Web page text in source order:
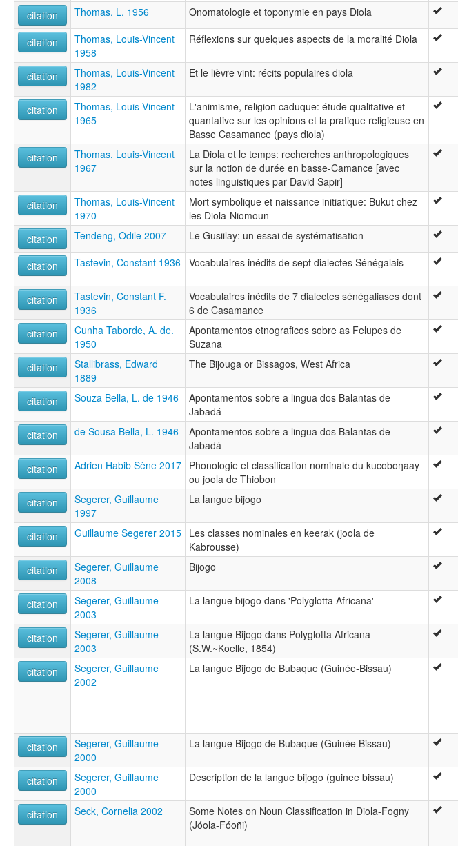
citation Thomas, L. 1956 Onomatologie et toponymie en pays Diola
citation
Thomas, Louis-Vincent
1958
Réflexions sur quelques aspects de la moralité Diola
citation
Thomas, Louis-Vincent
1982
Et le lièvre vint: récits populaires diola
citation
Thomas, Louis-Vincent
1965
L'animisme, religion caduque: étude qualitative et
quantative sur les opinions et la pratique religieuse en
Basse Casamance (pays diola)
citation
Thomas, Louis-Vincent
1967
La Diola et le temps: recherches anthropologiques
sur la notion de durée en basse-Camance [avec
notes linguistiques par David Sapir]
citation
Thomas, Louis-Vincent
1970
Mort symbolique et naissance initiatique: Bukut chez
les Diola-Niomoun
citation Tendeng, Odile 2007 Le Gusiilay: un essai de systématisation
citation Tastevin, Constant 1936 Vocabulaires inédits de sept dialectes Sénégalais
citation
Tastevin, Constant F.
1936
Vocabulaires inédits de 7 dialectes sénégaliases dont
6 de Casamance
citation
Cunha Taborde, A. de.
1950
Apontamentos etnograficos sobre as Felupes de
Suzana
citation
Stallibrass, Edward
1889
The Bijouga or Bissagos, West Africa
citation Souza Bella, L. de 1946
Apontamentos sobre a lingua dos Balantas de
Jabadá
citation de Sousa Bella, L. 1946
Apontamentos sobre a lingua dos Balantas de
Jabadá
citation Adrien Habib Sène 2017 Phonologie et classification nominale du kucoboŋaay
ou joola de Thiobon
citation
Segerer, Guillaume
1997
La langue bijogo
citation
Guillaume Segerer 2015 Les classes nominales en keerak (joola de
Kabrousse)
citation
Segerer, Guillaume
2008
Bijogo
citation
Segerer, Guillaume
2003
La langue bijogo dans 'Polyglotta Africana'
citation
Segerer, Guillaume
2003
La langue Bijogo dans Polyglotta Africana
(S.W.~Koelle, 1854)
citation
Segerer, Guillaume
2002
La langue Bijogo de Bubaque (Guinée-Bissau)
citation
Segerer, Guillaume
2000
La langue Bijogo de Bubaque (Guinée Bissau)
citation
Segerer, Guillaume
2000
Description de la langue bijogo (guinee bissau)
citation
Seck, Cornelia 2002
Some Notes on Noun Classification in Diola-Fogny
(Jóola-Fóoñi)